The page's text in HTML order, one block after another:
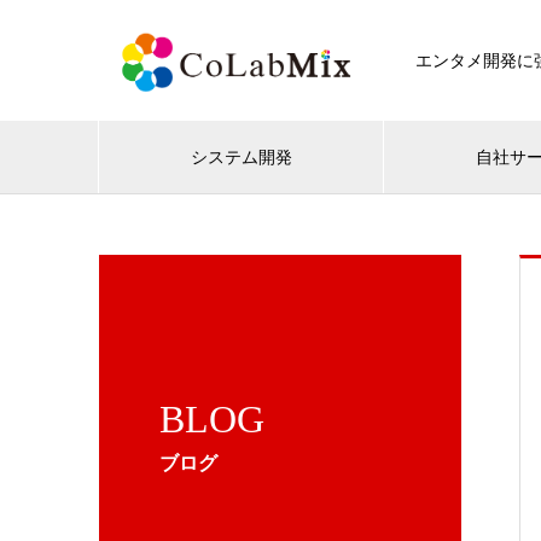
エンタメ開発
システム開発 自社サ
BLOG
ブログ